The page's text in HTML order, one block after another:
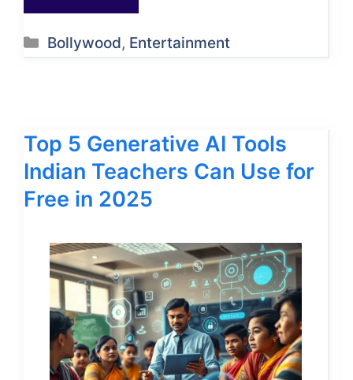
Categories
Bollywood, Entertainment
Top 5 Generative AI Tools
Indian Teachers Can Use for
Free in 2025